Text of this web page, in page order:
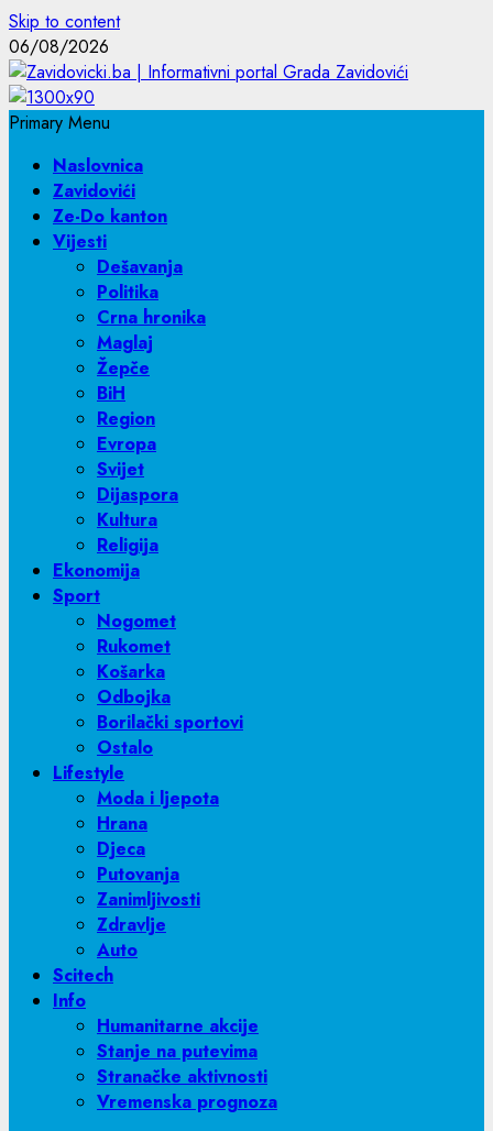
Skip to content
06/08/2026
Primary Menu
Naslovnica
Zavidovići
Ze-Do kanton
Vijesti
Dešavanja
Politika
Crna hronika
Maglaj
Žepče
BiH
Region
Evropa
Svijet
Dijaspora
Kultura
Religija
Ekonomija
Sport
Nogomet
Rukomet
Košarka
Odbojka
Borilački sportovi
Ostalo
Lifestyle
Moda i ljepota
Hrana
Djeca
Putovanja
Zanimljivosti
Zdravlje
Auto
Scitech
Info
Humanitarne akcije
Stanje na putevima
Stranačke aktivnosti
Vremenska prognoza